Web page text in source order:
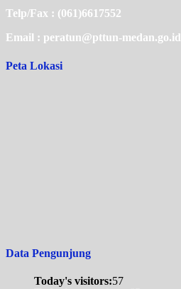
Telp/Fax : (061)6617552
Email : peratun@pttun-medan.go.id
Peta Lokasi
Data Pengunjung
Today's visitors:57